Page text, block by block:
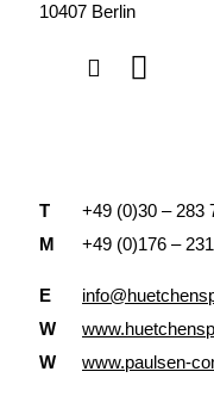
10407 Berlin
T
+49 (0)30 – 283
M
+49 (0)176 –
E
W
W
www.paulsen-